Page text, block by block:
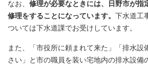
なお、 修理が必要なときには、日野市が指
修理をすることになっています。 下水道工
ついては下水道課でお受けしています。
また、「市役所に頼まれて来た」「排水設
さい」と市の職員を装い宅地内の排水設備